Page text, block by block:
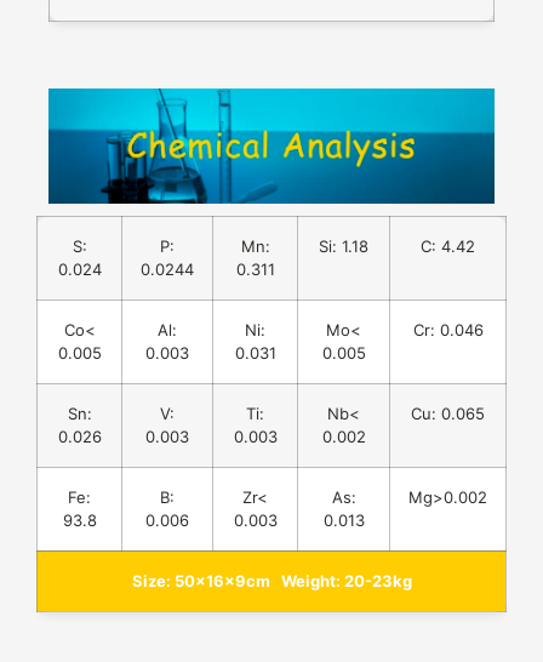
C: 4.42
Si: 1.18
Mn:
0.311
P:
0.0244
S:
0.024
Cr: 0.046
Mo<
0.005
Ni:
0.031
Al:
0.003
Co<
0.005
Cu: 0.065
Nb<
0.002
Ti:
0.003
V:
0.003
Sn:
0.026
Mg>0.002
As:
0.013
Zr<
0.003
B:
0.006
Fe:
93.8
Size: 50×16×9cm Weight: 20-23kg